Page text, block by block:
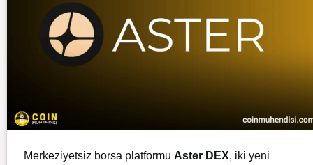
Merkeziyetsiz borsa platformu Aster DEX, iki yeni